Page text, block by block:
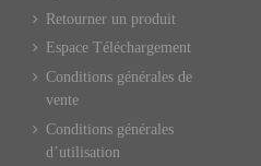
Retourner un produit
Espace Téléchargement
Conditions générales de
vente
Conditions générales
d’utilisation